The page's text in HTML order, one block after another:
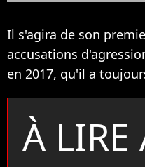
Il s'agira de son
accusations
en 2017, qu'il a
À LIRE